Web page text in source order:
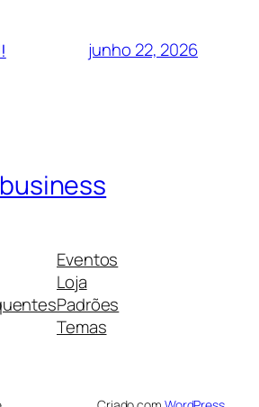
junho 22, 2026
Eventos
Loja
Padrões
Temas